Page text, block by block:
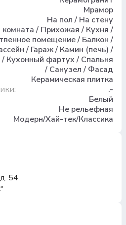
Мрамор
На пол / На стену
комната / Прихожая / Кухня /
помещение / Балкон /
/ Гараж / Камин (печь) /
Кухонный фартух / Спальня
/ Санузел / Фасад
Керамическая плитка
.-
Белый
Не рельефная
Модерн/Хай-тек/Классика
54